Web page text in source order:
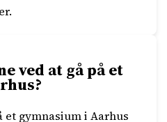
ved at gå på et
et gymnasium i Aarhus